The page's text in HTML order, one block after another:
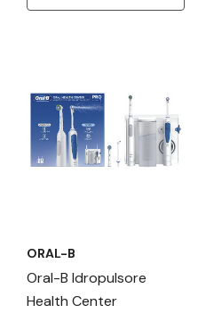
ORAL-B
Oral-B Idropulsore
Health Center